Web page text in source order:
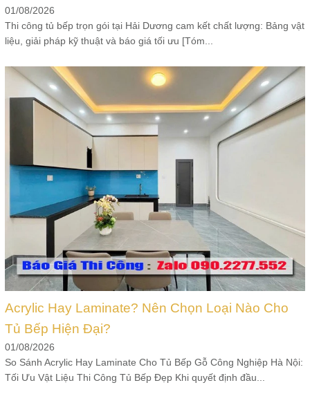
01/08/2026
Thi công tủ bếp trọn gói tại Hải Dương cam kết chất lượng: Bảng vật
liệu, giải pháp kỹ thuật và báo giá tối ưu [Tóm...
Acrylic Hay Laminate? Nên Chọn Loại Nào Cho
Tủ Bếp Hiện Đại?
01/08/2026
So Sánh Acrylic Hay Laminate Cho Tủ Bếp Gỗ Công Nghiệp Hà Nội:
Tối Ưu Vật Liệu Thi Công Tủ Bếp Đẹp Khi quyết định đầu...